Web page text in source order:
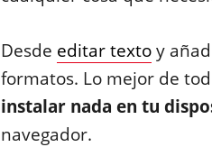
Desde editar textoy
formatos. Lo mejor de
instalar nada en tu
navegador.